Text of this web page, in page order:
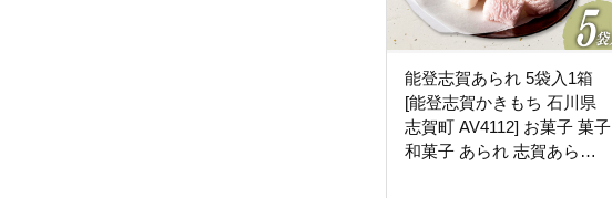
能登志賀あられ 5袋入1箱
[能登志賀かきもち 石川県
志賀町 AV4112] お菓子 菓子
和菓子 あられ 志賀あられ